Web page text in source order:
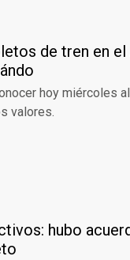
de tren en
hoy miércoles
valores.
hubo